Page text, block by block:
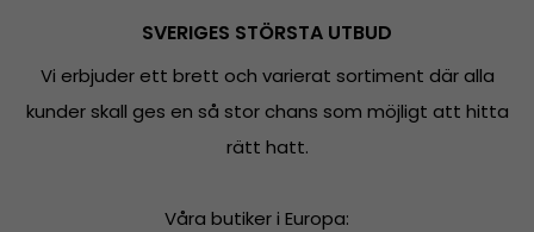
SVERIGES STÖRSTA UTBUD
Vi erbjuder ett brett och varierat sortiment där alla
kunder skall ges en så stor chans som möjligt att hitta
rätt hatt.
Våra butiker i Europa: